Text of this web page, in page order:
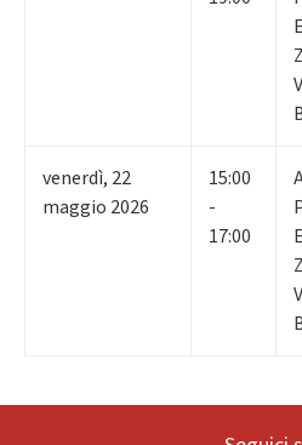
venerdì, 22
maggio 2026
15:00
-
17:00